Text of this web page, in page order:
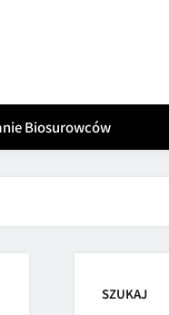
Biosurowców
SZUKAJ